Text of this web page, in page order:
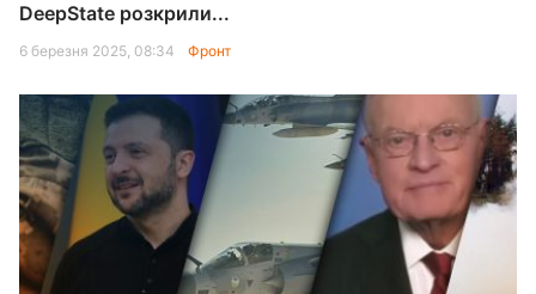
DeepState розкрили...
6 березня 2025, 08:34 Фронт